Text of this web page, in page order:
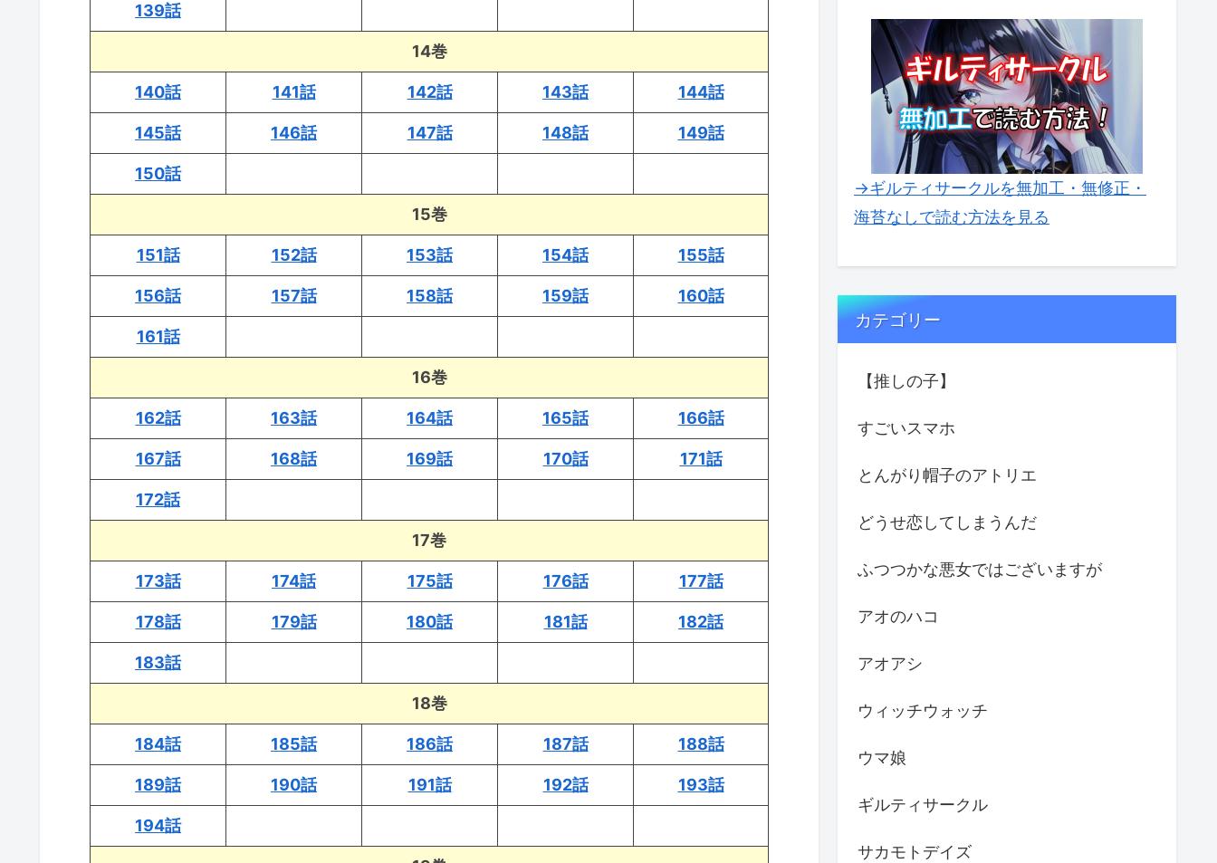
139話
14巻
140話 141話 142話 143話 144話
145話 146話 147話 148話 149話
150話
15巻
151話 152話 153話 154話 155話
156話 157話 158話 159話 160話
161話
16巻
162話 163話 164話 165話 166話
167話 168話 169話 170話 171話
172話
17巻
173話 174話 175話 176話 177話
178話 179話 180話 181話 182話
183話
18巻
184話 185話 186話 187話 188話
189話 190話 191話 192話 193話
194話
→ギルティサークルを無加工・無修正・
海苔なしで読む方法を見る
カテゴリー
【推しの子】
すごいスマホ
とんがり帽子のアトリエ
どうせ恋してしまうんだ
ふつつかな悪女ではございますが
アオのハコ
アオアシ
ウィッチウォッチ
ウマ娘
ギルティサークル
サカモトデイズ